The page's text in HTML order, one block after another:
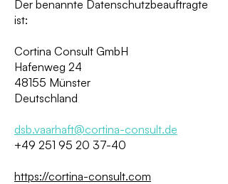
Der benannte Datenschutzbeauftragte
ist:
Cortina Consult GmbH
Hafenweg 24
48155 Münster
Deutschland
dsb.vaarhaft@cortina-consult.de
+49 251 95 20 37-40
https://cortina-consult.com